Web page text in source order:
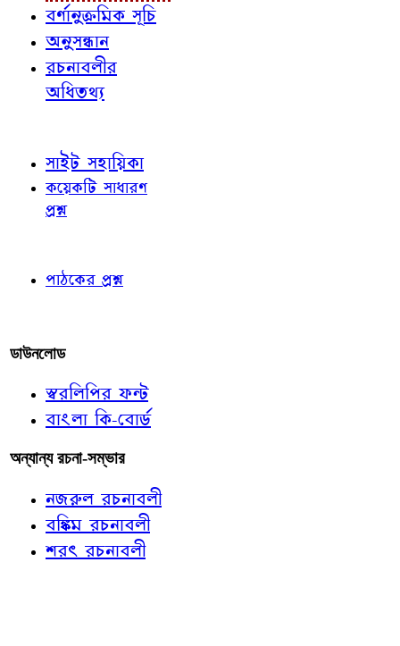
বর্ণানুক্রমিক সূচি
অনুসন্ধান
রচনাবলীর
অধিতথ্য
সাইট সহায়িকা
কয়েকটি সাধারণ
প্রশ্ন
পাঠকের প্রশ্ন
ডাউনলোড
স্বরলিপির ফন্ট
বাংলা কি-বোর্ড
অন্যান্য রচনা-সম্ভার
নজরুল রচনাবলী
বঙ্কিম রচনাবলী
শরৎ রচনাবলী